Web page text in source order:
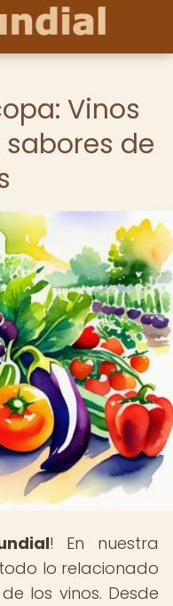
Vinos
de
! En nuestra
lo relacionado
los vinos. Desde